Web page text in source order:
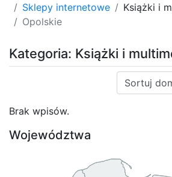
Sklepy internetowe
Książki i
Opolskie
Kategoria: Książki i
Sortuj:
Brak wpisów.
Województwa